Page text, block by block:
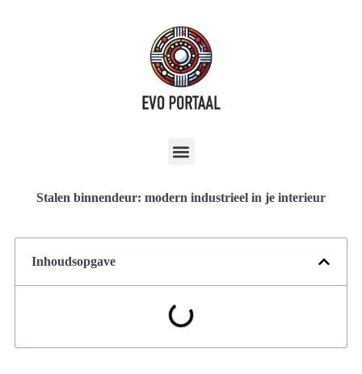
Stalen binnendeur: modern industrieel in je interieur
Inhoudsopgave